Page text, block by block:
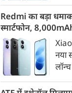
सड़क
पेश
कीमत 99,999 रुपए
में
Redmi का बड़ा
स्मार्टफोन,
नया